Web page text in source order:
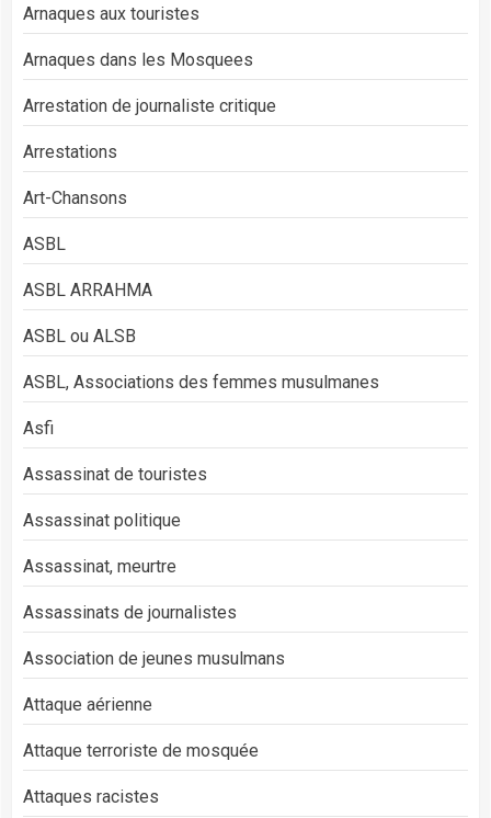
Arnaques aux touristes
Arnaques dans les Mosquees
Arrestation de journaliste critique
Arrestations
Art-Chansons
ASBL
ASBL ARRAHMA
ASBL ou ALSB
ASBL, Associations des femmes musulmanes
Asfi
Assassinat de touristes
Assassinat politique
Assassinat, meurtre
Assassinats de journalistes
Association de jeunes musulmans
Attaque aérienne
Attaque terroriste de mosquée
Attaques racistes